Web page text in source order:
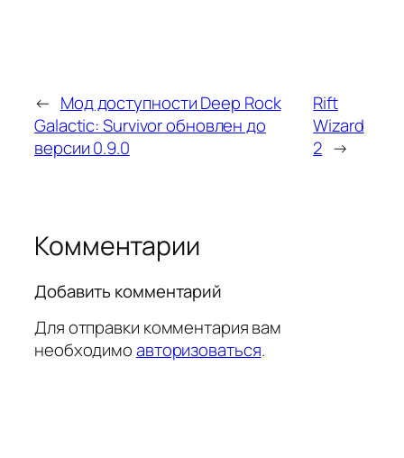
← Мод доступности Deep Rock
Galactic: Survivor обновлен до
версии 0.9.0
Rift
Wizard
2 →
Комментарии
Добавить комментарий
Для отправки комментария вам
необходимоавторизоваться.